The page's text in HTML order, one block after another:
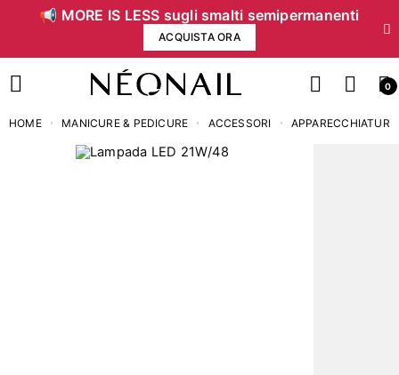
📢 MORE IS LESS sugli smalti semipermanenti
ACQUISTA ORA
0
HOME MANICURE & PEDICURE ACCESSORI APPARECCHIATURE